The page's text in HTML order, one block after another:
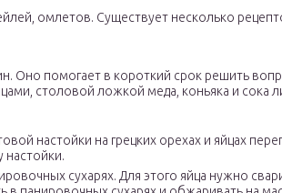
омлетов. Существует несколько
Оно помогает в короткий срок решить
столовой ложкой меда, коньяка и сока
настойки на грецких орехах и яйцах
настойки.
сухарях. Для этого яйца нужно